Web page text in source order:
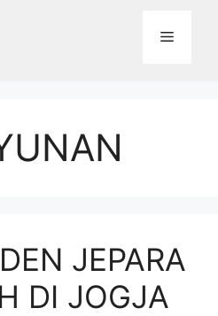
Menu
JEPARA
DI JOGJA